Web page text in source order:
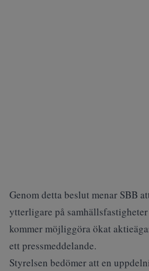
Genom detta beslut menar SBB
ytterligare på
kommer möjliggöra ökat
ett pressmeddelande.
Styrelsen bedömer att en